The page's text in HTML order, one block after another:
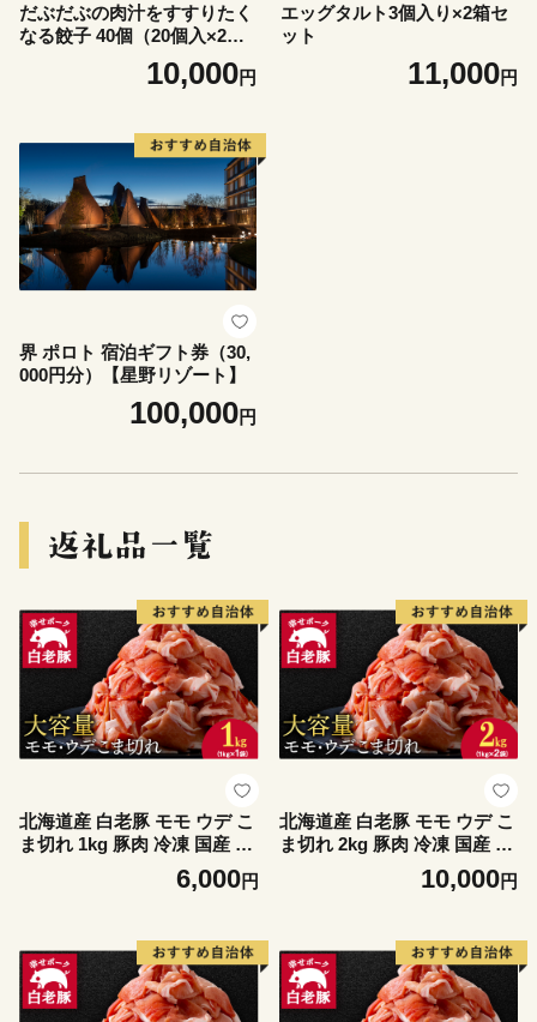
だぶだぶの肉汁をすすりたく
なる餃子 40個（20個入×2パ
10,000円
エッグタルト3個入り×2箱セ
ット
11,000円
界 ポロト 宿泊ギフト券（30,
000円分）【星野リゾート】
100,000円
北海道産 白老豚 モモ ウデ こ
ま切れ 1kg 豚肉 冷凍 国産 ス
ライス 切り落とし 小間切れ
6,000円
北海道産 白老豚 モモ ウデ こ
ま切れ 2kg 豚肉 冷凍 国産 ス
ライス 切り落とし 小間切れ
10,000円